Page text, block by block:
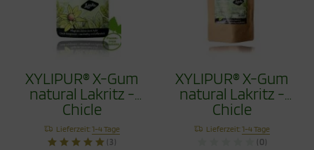
XYLIPUR® X-Gum
natural Lakritz -
Chicle
Zahnpflegekaugummi
40g
Lieferzeit:1-4 Tage
(3)
XYLIPUR® X-Gum
natural Lakritz -
Chicle
80g
Lieferzeit:1-4 Tage
(0)